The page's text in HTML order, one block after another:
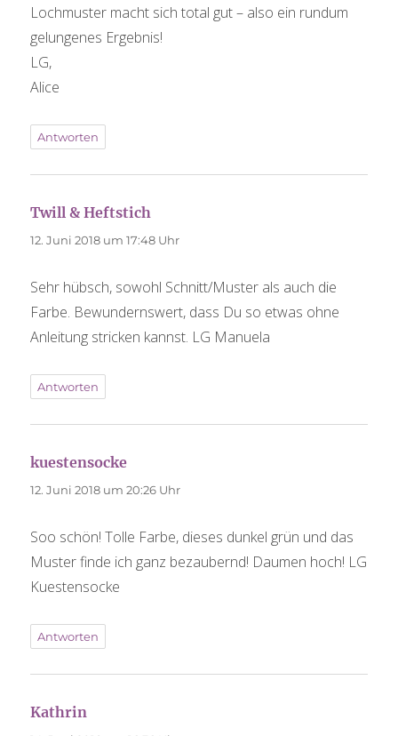
Lochmuster macht sich total gut – also ein rundum
gelungenes Ergebnis!
LG,
Alice
Antworten
Twill & Heftstich
12. Juni 2018 um 17:48 Uhr
Sehr hübsch, sowohl Schnitt/Muster als auch die
Farbe. Bewundernswert, dass Du so etwas ohne
Anleitung stricken kannst. LG Manuela
Antworten
kuestensocke
12. Juni 2018 um 20:26 Uhr
Soo schön! Tolle Farbe, dieses dunkel grün und das
Muster finde ich ganz bezaubernd! Daumen hoch! LG
Kuestensocke
Antworten
Kathrin